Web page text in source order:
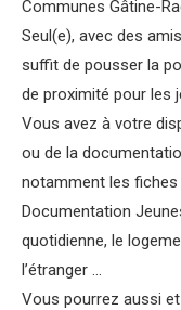
Communes Gâtine-
Seul(e), avec des
suffit de pousser la
de proximité pour les
Vous avez à votre
ou de la
notamment les fiches
Documentation
quotidienne, le
l’étranger …
Vous pourrez aussi